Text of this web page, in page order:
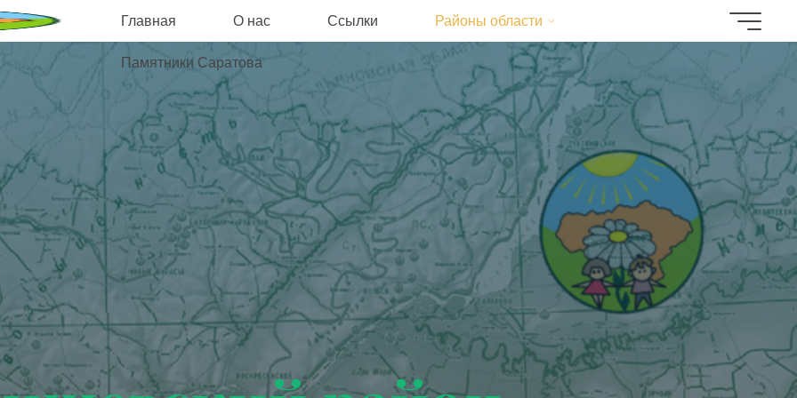
Турмаршруты
Саратовского
края
Главная О нас Ссылки Районы области
Памятники Саратова